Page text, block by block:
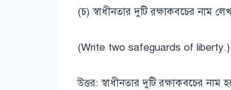
(চ) স্বাধীনতার দুটি রক্ষাকবচের নাম
(Write two safeguards of liberty.)
উত্তর: স্বাধীনতার দুটি রক্ষাকবচের নাম